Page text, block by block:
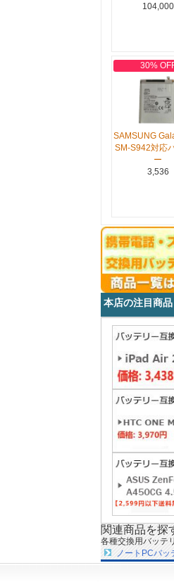
104,000
30%
SAMSUNG
SM-S942対応
ー
3,536
本店の注目商品
関連商品を探
各種交換用バッテ
ノートPCバッ